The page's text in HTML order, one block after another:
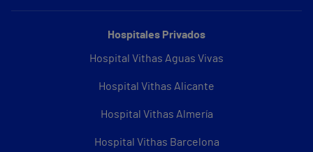
Hospitales Privados
Hospital Vithas Aguas Vivas
Hospital Vithas Alicante
Hospital Vithas Almería
Hospital Vithas Barcelona